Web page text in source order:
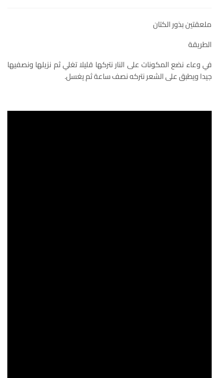
ملعقتين بذور الكتان
الطريقة
في وعاء نضع المكونات على النار نتركها قليلا تغلي ثم نزيلها ونصفيها
جيدا ويطبق على الشعر نتركه نصف ساعة ثم يغسل.